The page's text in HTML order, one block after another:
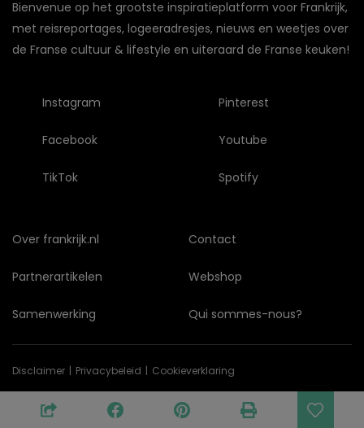
Bienvenue op het grootste inspiratieplatform voor Frankrijk,
met reisreportages, logeeradresjes, nieuws en weetjes over
de Franse cultuur & lifestyle en uiteraard de Franse keuken!
Instagram
Facebook
TikTok
Pinterest
Youtube
Spotify
Over frankrijk.nl
Partnerartikelen
Samenwerking
Contact
Webshop
Qui sommes-nous?
© Copyright 2026 frankrijk.nl
Disclaimer Privacybeleid Cookieverklaring